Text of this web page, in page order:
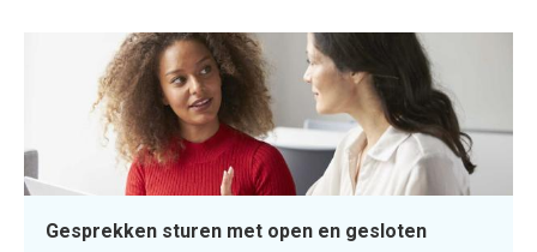
Gesprekken sturen met open en gesloten